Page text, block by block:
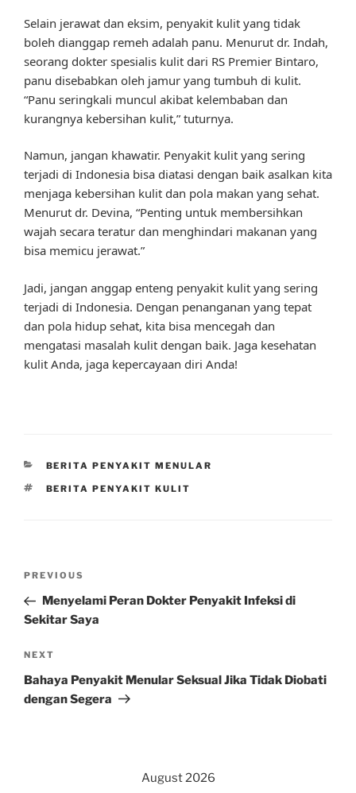
Selain jerawat dan eksim, penyakit kulit yang tidak
boleh dianggap remeh adalah panu. Menurut dr. Indah,
seorang dokter spesialis kulit dari RS Premier Bintaro,
panu disebabkan oleh jamur yang tumbuh di kulit.
“Panu seringkali muncul akibat kelembaban dan
kurangnya kebersihan kulit,” tuturnya.
Namun, jangan khawatir. Penyakit kulit yang sering
terjadi di Indonesia bisa diatasi dengan baik asalkan kita
menjaga kebersihan kulit dan pola makan yang sehat.
Menurut dr. Devina, “Penting untuk membersihkan
wajah secara teratur dan menghindari makanan yang
bisa memicu jerawat.”
Jadi, jangan anggap enteng penyakit kulit yang sering
terjadi di Indonesia. Dengan penanganan yang tepat
dan pola hidup sehat, kita bisa mencegah dan
mengatasi masalah kulit dengan baik. Jaga kesehatan
kulit Anda, jaga kepercayaan diri Anda!
CATEGORIES
BERITA PENYAKIT MENULAR
TAGS
BERITA PENYAKIT KULIT
Previous
Post
PREVIOUS
Menyelami Peran Dokter Penyakit Infeksi di
Sekitar Saya
Next
Post
NEXT
Bahaya Penyakit Menular Seksual Jika Tidak Diobati
dengan Segera
August 2026